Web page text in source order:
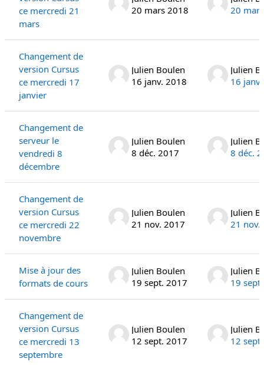
ce mercredi 21
mars
20 mars 2018
20
Changement de
version Cursus
ce mercredi 17
janvier
Julien Boulen
16 janv. 2018
Julien
16
Changement de
serveur le
vendredi 8
décembre
Julien Boulen
8 déc. 2017
Julien
8 déc.
Changement de
version Cursus
ce mercredi 22
novembre
Julien Boulen
21 nov. 2017
Julien
21 nov.
Mise à jour des
formats de cours
Julien Boulen
19 sept. 2017
Julien
19
Changement de
version Cursus
ce mercredi 13
septembre
Julien Boulen
12 sept. 2017
Julien
12